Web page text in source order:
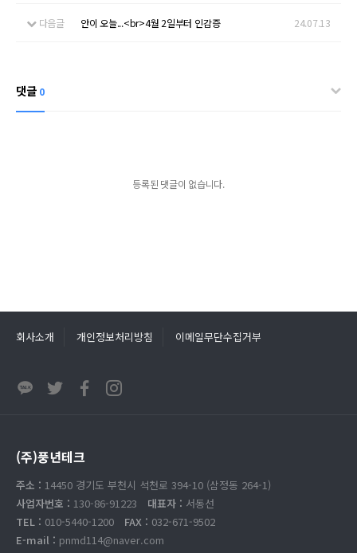
다음글 안이 오늘...<br>4월 2일부터 인감증 24.07.13
댓글 0
등록된 댓글이 없습니다.
회사소개 개인정보처리방침 이메일무단수집거부
(주)풍년테크
주소 : 14450 경기도 부천시 석천로 394-10 (삼정동 264-1)
사업자번호 : 130-86-91223 대표자 : 서동선
TEL : 010-5440-1200 FAX : 032-671-9502
E-mail : pnmd114@naver.com